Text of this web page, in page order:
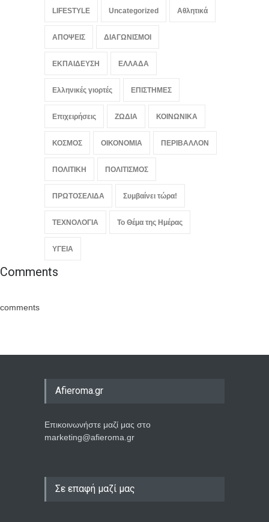
δεδομένα
LIFESTYLE Uncategorized Αθλητικά
ΑΠΟΨΕΙΣ ΔΙΑΓΩΝΙΣΜΟΙ
ΕΚΠΑΙΔΕΥΣΗ ΕΛΛΑΔΑ
Ελληνικές γιορτές ΕΠΙΣΤΗΜΕΣ
Επιχειρήσεις ΖΩΔΙΑ ΚΟΙΝΩΝΙΚΑ
ΚΟΣΜΟΣ ΟΙΚΟΝΟΜΙΑ ΠΕΡΙΒΑΛΛΟΝ
ΠΟΛΙΤΙΚΗ ΠΟΛΙΤΙΣΜΟΣ
ΠΡΩΤΟΣΕΛΙΔΑ Συμβαίνει τώρα!
ΤΕΧΝΟΛΟΓΙΑ Το Θέμα της Ημέρας
ΥΓΕΙΑ
Comments
comments
Afieroma.gr
Επικοινωνήστε μαζί μας στο
marketing@afieroma.gr
Σε επαφή μαζί μας